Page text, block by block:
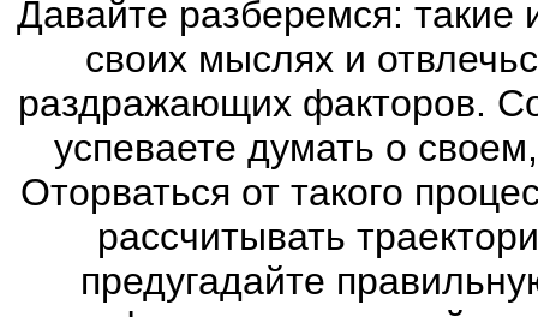
Давайте разберемся: такие
своих мыслях и
раздражающих факторов.
успеваете думать о
Оторваться от такого
рассчитывать
предугадайте